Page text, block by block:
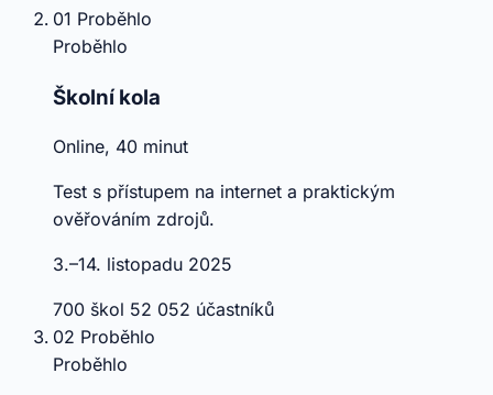
01 Proběhlo
Proběhlo
Školní kola
Online, 40 minut
Test s přístupem na internet a praktickým
ověřováním zdrojů.
3.–14. listopadu 2025
700 škol 52 052 účastníků
02 Proběhlo
Proběhlo